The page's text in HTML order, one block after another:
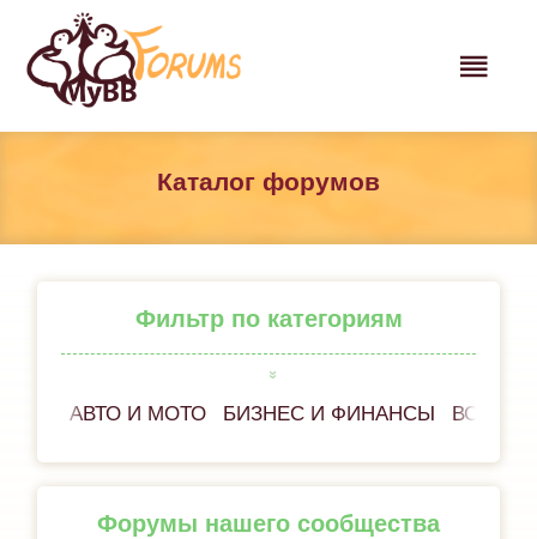
Каталог форумов
Фильтр по категориям
АВТО И МОТО БИЗНЕС И ФИНАНСЫ ВСЕ
Форумы нашего сообщества